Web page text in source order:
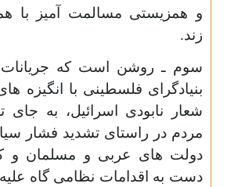
و همزیستی مسالمت آمیز با
زند.
سوم ـ روشن است که
بنیادگرای فلسطینی با انگیزه های
شعار نابودی اسرائیل، به جای
مردم در راستای تشدید فشار
دولت های عربی و مسلمان و
دست به اقدامات نظامی گاه